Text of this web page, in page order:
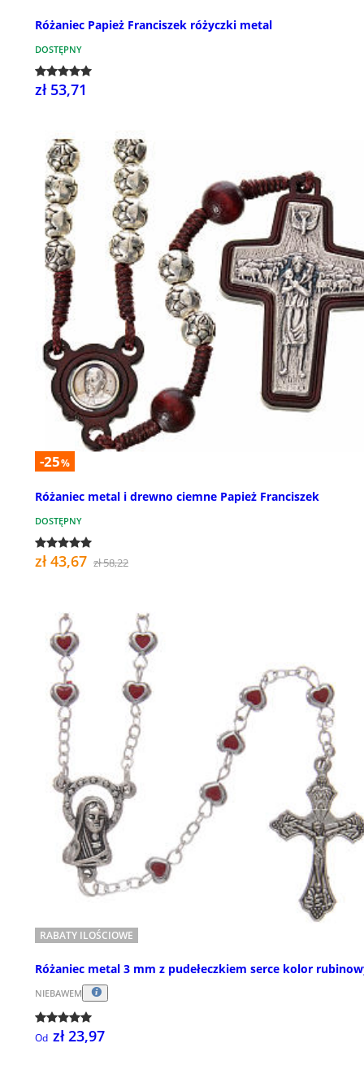
Różaniec Papież Franciszek różyczki metal
DOSTĘPNY
zł 53,71
-25%
Różaniec metal i drewno ciemne Papież Franciszek
DOSTĘPNY
zł 43,67 zł 58,22
RABATY ILOŚCIOWE
Różaniec metal 3 mm z pudełeczkiem serce kolor
NIEBAWEM
Od zł 23,97